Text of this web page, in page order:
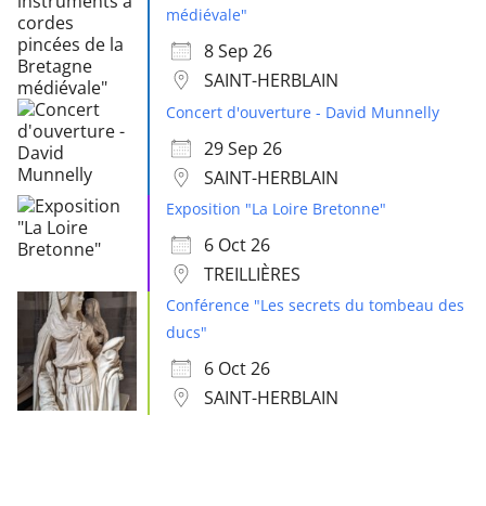
médiévale"
8 Sep 26
SAINT-HERBLAIN
Concert d'ouverture - David Munnelly
29 Sep 26
SAINT-HERBLAIN
Exposition "La Loire Bretonne"
6 Oct 26
TREILLIÈRES
Conférence "Les secrets du tombeau des
ducs"
6 Oct 26
SAINT-HERBLAIN